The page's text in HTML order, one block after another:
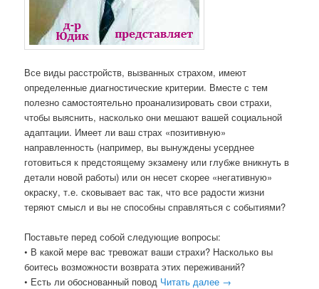
Все виды расстройств, вызванных страхом, имеют
определенные диагностические критерии. Вместе с тем
полезно самостоятельно проанализировать свои страхи,
чтобы выяснить, насколько они мешают вашей социальной
адаптации. Имеет ли ваш страх «позитивную»
направленность (например, вы вынуждены усерднее
готовиться к предстоящему экзамену или глубже вникнуть в
детали новой работы) или он несет скорее «негативную»
окраску, т.е. сковывает вас так, что все радости жизни
теряют смысл и вы не способны справляться с событиями?
Поставьте перед собой следующие вопросы:
• В какой мере вас тревожат ваши страхи? Насколько вы
боитесь возможности возврата этих переживаний?
• Есть ли обоснованный повод Читать далее →